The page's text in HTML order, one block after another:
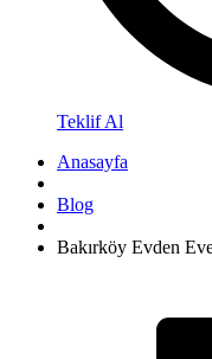
Teklif Al
Anasayfa
Blog
Bakırköy Evden